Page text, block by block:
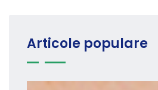
Articole populare